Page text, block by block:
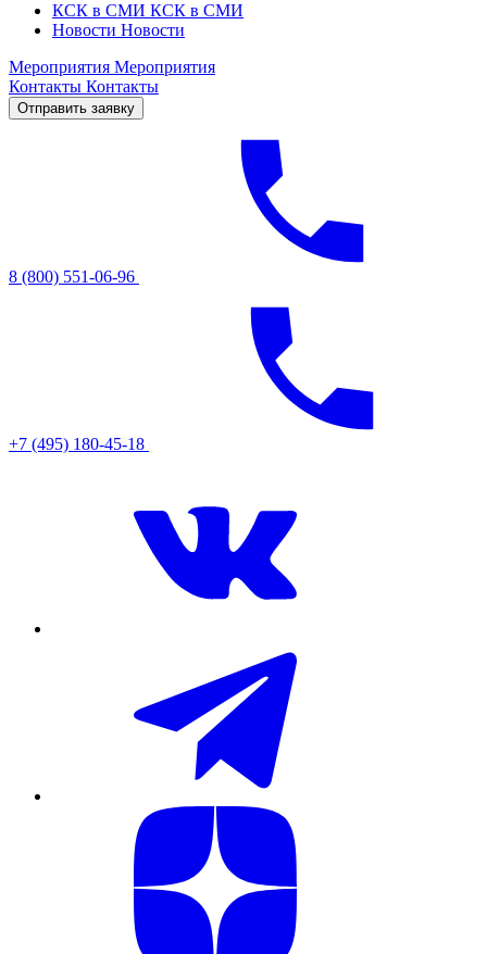
КСК в СМИ КСК в СМИ
Новости Новости
Мероприятия Мероприятия
Контакты Контакты
Отправить заявку
8 (800) 551-06-96
+7 (495) 180-45-18